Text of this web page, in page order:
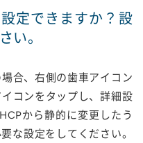
定できますか？設
い。
合、右側の歯車アイコン
コンをタップし、詳細設
から静的に変更したう
な設定をしてください。